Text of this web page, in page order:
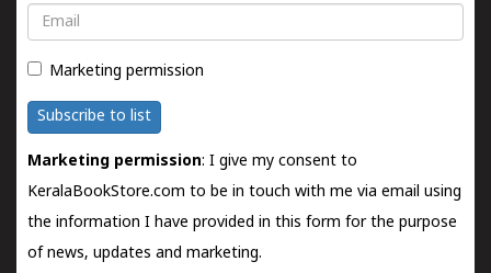
Email
Marketing permission
Subscribe to list
Marketing permission: I give my consent to
KeralaBookStore.com to be in touch with me via email using
the information I have provided in this form for the purpose
of news, updates and marketing.